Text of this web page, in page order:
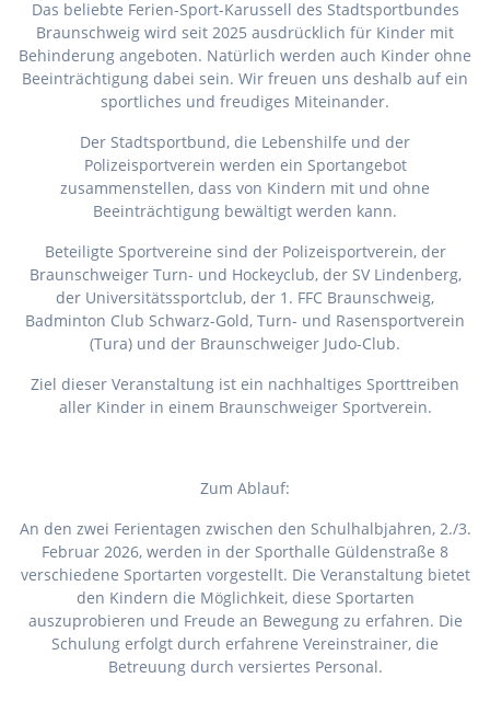
Das beliebte Ferien-Sport-Karussell des Stadtsportbundes
Braunschweig wird seit 2025 ausdrücklich für Kinder mit
Behinderung angeboten. Natürlich werden auch Kinder ohne
Beeinträchtigung dabei sein. Wir freuen uns deshalb auf ein
sportliches und freudiges Miteinander.
Der Stadtsportbund, die Lebenshilfe und der
Polizeisportverein werden ein Sportangebot
zusammenstellen, dass von Kindern mit und ohne
Beeinträchtigung bewältigt werden kann.
Beteiligte Sportvereine sind der Polizeisportverein, der
Braunschweiger Turn- und Hockeyclub, der SV Lindenberg,
der Universitätssportclub, der 1. FFC Braunschweig,
Badminton Club Schwarz-Gold, Turn- und Rasensportverein
(Tura) und der Braunschweiger Judo-Club.
Ziel dieser Veranstaltung ist ein nachhaltiges Sporttreiben
aller Kinder in einem Braunschweiger Sportverein.
Zum Ablauf:
An den zwei Ferientagen zwischen den Schulhalbjahren, 2./3.
Februar 2026, werden in der Sporthalle Güldenstraße 8
verschiedene Sportarten vorgestellt. Die Veranstaltung bietet
den Kindern die Möglichkeit, diese Sportarten
auszuprobieren und Freude an Bewegung zu erfahren. Die
Schulung erfolgt durch erfahrene Vereinstrainer, die
Betreuung durch versiertes Personal.